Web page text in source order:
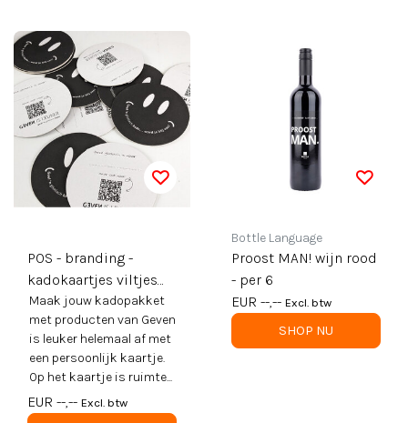
POS - branding -
kadokaartjes viltjes
per 25st
Maak jouw kadopakket
met producten van Geven
is leuker helemaal af met
een persoonlijk kaartje.
Op het kaartje is ruimte...
EUR --,-- Excl. btw
Bottle Language
Proost MAN! wijn rood
- per 6
EUR --,-- Excl. btw
SHOP NU